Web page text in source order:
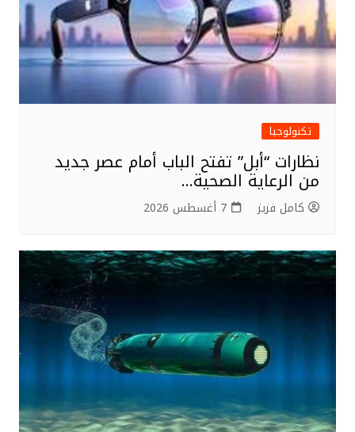
تكنولوجيا
نظارات “أبل” تفتح الباب أمام عصر جديد
من الرعاية الصحية…
كامل فزيز 7 أغسطس 2026